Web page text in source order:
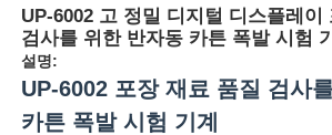
UP-6002 고 정밀 디지털 디스플레이
검사를 위한 반자동 카튼 폭발 시험
설명:
UP-6002 포장 재료 품질 검사
카튼 폭발 시험 기계